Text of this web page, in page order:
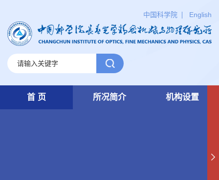
中国科学院 English
首 页 所况简介 机构设置